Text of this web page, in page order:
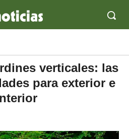
verticales: las
para exterior e